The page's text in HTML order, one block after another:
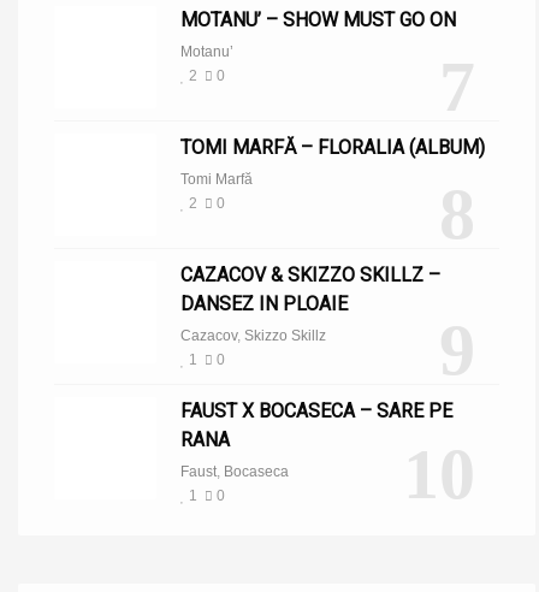
7
MOTANU’ – SHOW MUST GO ON
Motanu’
2
0
8
TOMI MARFĂ – FLORALIA (ALBUM)
Tomi Marfă
2
0
9
CAZACOV & SKIZZO SKILLZ –
DANSEZ IN PLOAIE
Cazacov,Skizzo Skillz
1
0
10
FAUST X BOCASECA – SARE PE
RANA
Faust, Bocaseca
1
0